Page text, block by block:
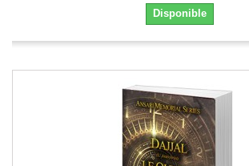
Disponible